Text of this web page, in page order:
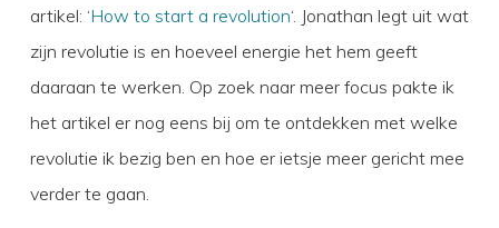
artikel: ‘How to start a revolution‘. Jonathan legt uit wat
zijn revolutie is en hoeveel energie het hem geeft
daaraan te werken. Op zoek naar meer focus pakte ik
het artikel er nog eens bij om te ontdekken met welke
revolutie ik bezig ben en hoe er ietsje meer gericht mee
verder te gaan.